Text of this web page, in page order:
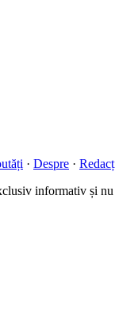
· Despre ·
informativ și